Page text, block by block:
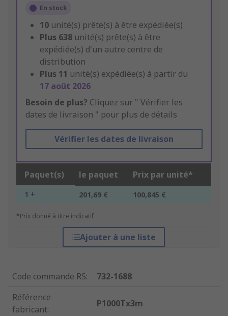
En stock
10 unité(s) prête(s) à être expédiée(s)
Plus 638 unité(s) prête(s) à être
expédiée(s) d'un autre centre de
distribution
Plus 11 unité(s) expédiée(s) à partir du
17 août 2026
Besoin de plus? Cliquez sur " Vérifier les
dates de livraison " pour plus de détails
Vérifier les dates de livraison
Paquet(s) le paquet Prix par unité*
1 + 201,69 € 100,845 €
*Prix donné à titre indicatif
Ajouter à une liste
Code commande RS:
732-1688
Référence
fabricant:
P1000Tx3m